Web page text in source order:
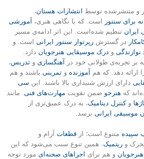
و منتشرشده توسط انتشارات هستان،
برای سنتور
است. که با نگاهی هنری، آموزشی
ایران تنظیم شده‌است. این اثر ادامه‌ی مسیر
در گسترش رپرتوار سنتور ایرانی است. و
و درک موسیقایی هنرجویان دارد.
بر تجربه‌ی طولانی خود در آهنگسازی و تدریس،
ارائه دهد. که هم آموزنده و تمرینی باشند و هم
دارای ارزش شنیداری بالا باشند. این سی
که هنرجو ضمن تقویت مهارت‌های فنی. مانند
وکنترل دینامیک، به درک عمیق‌تری از
موسیقی ایرانی برسد.
سپیده متنوع است؛ از قطعات آرام و
و ریتمیک. همین تنوع سبب می‌شود که این
و هم برای اجراهای صحنه‌ای مورد توجه